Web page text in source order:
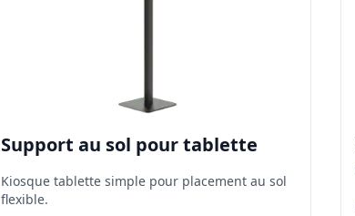
Support au sol pour tablette
Kiosque tablette simple pour placement au sol
flexible.